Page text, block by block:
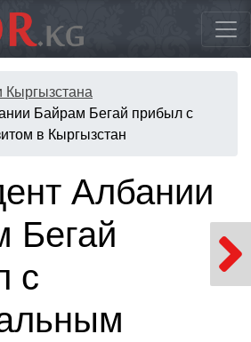
Кыргызстана
Байрам Бегай прибыл с
в Кыргызстан
Албании
Бегай
с